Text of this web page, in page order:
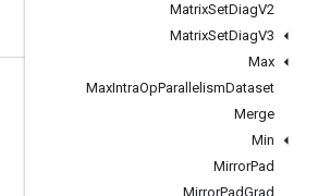
MatrixSetDiagV2
MatrixSetDiagV3
Max
MaxIntraOpParallelismDataset
Merge
Min
MirrorPad
MirrorPadGrad
مرتبط بمانید
وبلاگ
تالار گفتمان